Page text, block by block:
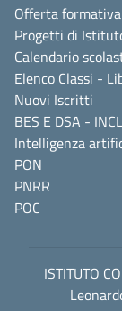
Offerta formativa
Progetti di
Calendario
Elenco Classi -
Nuovi Iscritti
BES E DSA -
Intelligenza
PON
PNRR
POC
ISTITUTO